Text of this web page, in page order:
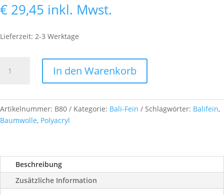
€ 29,45 inkl. Mwst.
Lieferzeit: 2-3 Werktage
Fein
ca.
1
Nr.
Menge
In den Warenkorb
Artikelnummer: B80 Kategorie: Bali-Fein Schlagwörter: Balifein,
Baumwolle, Polyacryl
Beschreibung
Zusätzliche Information